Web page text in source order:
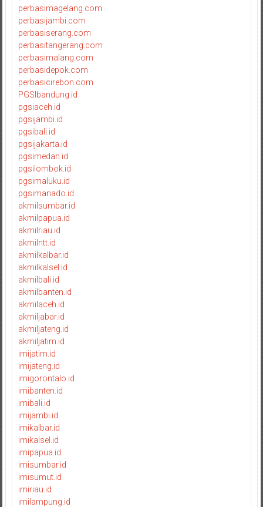
perbasimagelang.com
perbasijambi.com
perbasiserang.com
perbasitangerang.com
perbasimalang.com
perbasidepok.com
perbasicirebon.com
PGSIbandung.id
pgsiaceh.id
pgsijambi.id
pgsibali.id
pgsijakarta.id
pgsimedan.id
pgsilombok.id
pgsimaluku.id
pgsimanado.id
akmilsumbar.id
akmilpapua.id
akmilriau.id
akmilntt.id
akmilkalbar.id
akmilkalsel.id
akmilbali.id
akmilbanten.id
akmilaceh.id
akmiljabar.id
akmiljateng.id
akmiljatim.id
imijatim.id
imijateng.id
imigorontalo.id
imibanten.id
imibali.id
imijambi.id
imikalbar.id
imikalsel.id
imipapua.id
imisumbar.id
imisumut.id
imiriau.id
imilampung.id